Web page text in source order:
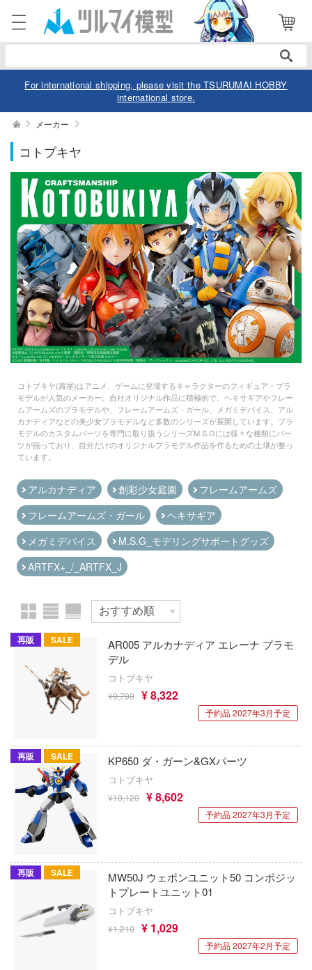
For international shipping, please visit the TSURUMAI HOBBY
international store.
メーカー
コトブキヤ
コトブキヤ(壽屋)はアニメ、ゲームに登場するキャラクターのフィギュア・プラ
モデルが人気のメーカー。自社オリジナル作品に積極的で、ヘキサギアやフレー
ムアームズのプラモデルや、フレームアームズ・ガール、メガミデバイス、アル
カナディアなどの美少女プラモデルなど多数のシリーズが展開しています。プラ
モデルのカスタムパーツを専門に取り扱うシリーズM.S.Gには様々な種類にパー
ツが揃っており、自分だけのオリジナルプラモデル作品を作るための土壌が整っ
ています。
アルカナディア 創彩少女庭園
フレームアームズ
フレームアームズ・ガール
ヘキサギア
メガミデバイス
M.S.G_モデリングサポートグッズ
ARTFX+_/_ARTFX_J
再販 SALE
AR005 アルカナディア エレーナ プラモ
デル
コトブキヤ
¥9,790 ¥ 8,322
予約品 2027年3月予定
再販 SALE KP650 ダ・ガーン&GXパーツ
コトブキヤ
¥10,120 ¥ 8,602
予約品 2027年3月予定
再販 SALE
MW50J ウェポンユニット50 コンポジッ
トプレートユニット01
コトブキヤ
¥1,210 ¥ 1,029
予約品 2027年2月予定
表示商品
スケール
価格帯
欠品商品を表示
表示する
プラモデル
プラモデル-アニメ/ゲーム作品別
ミリタリー
乗り物
恐竜
フィギュア
フィギュア-シリーズ別
動物系
チョロQシリーズ
モデラーズ(インターアライド)
自動車メーカー別
その他完成品モデル
コレクショントイ
ぬいぐるみ
塗料・工具・素材・他
工具
デカール・シール・ステッカー
メンテナンス
自作用素材・部品
ジオラマ(ディオラマ)
あやかしトライアングル
IdentityV 第五人格 (アイデンティティV)
アイドルマスター
蒼き流星SPTレイズナー
UNDERTALE
アークナイツ
アイドリッシュセブン
あんさんぶるスターズ！！
車・トラック・バイク
鉄道
建物・城
ロボット
人・動物
メーカー
アワートレジャー
Armabianca
アルマホビー(ビーバーコーポレーション)
アルゴファイルジャパン
ARCADIA
IDAPテクノロジー(バウマン)
AOTORI MODEL(ハセガワ)
青島文化教材社
電話で注文・問い合わせ
052-744-0979
会員登録
品 閲覧履歴
テゴリー
ル
ル-アニメ/ゲーム作品別
ル-シリーズ別
アイテム
ア
ア-アニメ/ゲーム作品別
ア-シリーズ別
ンフィギュアシリーズ
式フィギュアシリーズ
・トイ
リーズ
ハイ・ストーリー)
ズ(インターアライド)
ーカー別
成品モデル
具・素材・他
・シール・ステッカー
ンス
(ディオラマ)
レイ用品
トライアングル
第五人格 (アイデンティティV)
マスター
SPTレイズナー
どうぶつの森
イツ
ぶるスターズ！！
コ
ィア
ド・コア
なので防御力に極振りしたいと思いま
『マニアック』
イニシャルD)
リーズ
は遊びたい!
ック・バイク
ヘリ
艦
教材社
ュ・ルージュ